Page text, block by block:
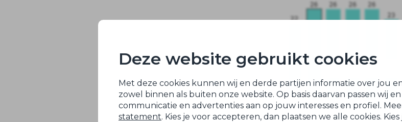
Deze website gebruikt cookies
Met deze cookies kunnen wij en derde partijen informatie over jou
zowel binnen als buiten onze website. Op basis daarvan passen wij
communicatie en advertenties aan op jouw interesses en profiel.
statement. Kies je voor accepteren, dan plaatsen we alle cookies.